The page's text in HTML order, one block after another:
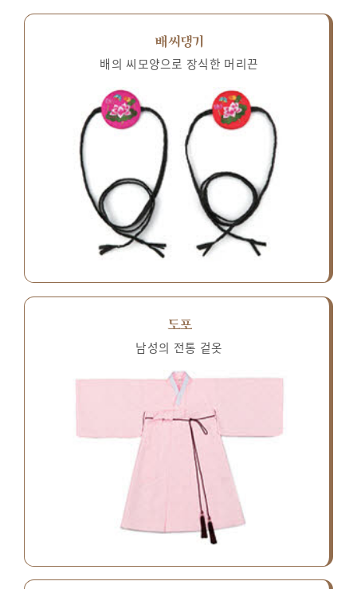
배씨댕기
배의 씨모양으로 장식한 머리끈
도포
남성의 전통 겉옷